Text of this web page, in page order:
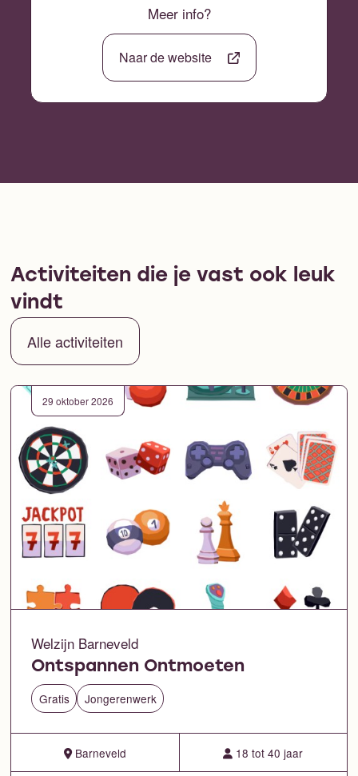
Meer info?
Naar de website
Activiteiten die je vast ook leuk
vindt
Alle activiteiten
29 oktober 2026
Welzijn Barneveld
Ontspannen Ontmoeten
Gratis Jongerenwerk
Barneveld 18 tot 40 jaar